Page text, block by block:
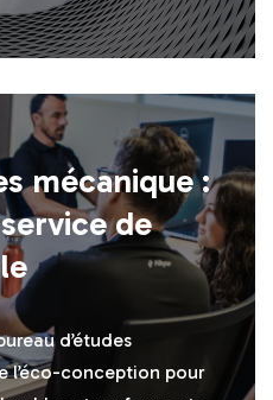
mécanique :
de
d’études
l’éco-conception pour